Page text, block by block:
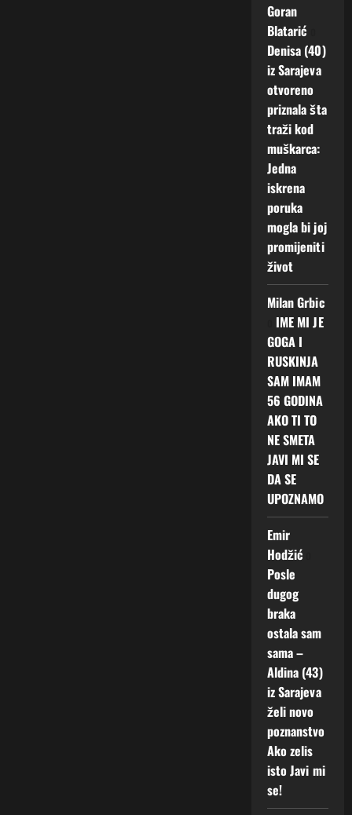
Goran
Blatarić
Denisa (40)
iz Sarajeva
otvoreno
priznala šta
traži kod
muškarca:
Jedna
iskrena
poruka
mogla bi joj
promijeniti
život
Milan Grbic
IME MI JE
GOGA I
RUSKINJA
SAM IMAM
56 GODINA
AKO TI TO
NE SMETA
JAVI MI SE
DA SE
UPOZNAMO
Emir
Hodžić
Posle
dugog
braka
ostala sam
sama –
Aldina (43)
iz Sarajeva
želi novo
poznanstvo
Ako zelis
isto Javi mi
se!